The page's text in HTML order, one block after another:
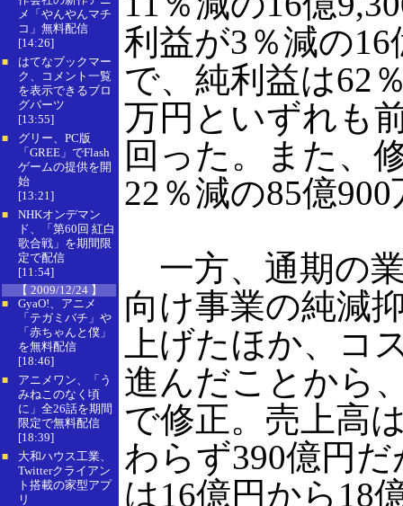
メ「やんやんマチ
コ」無料配信
[14:26]
■
はてなブックマー
ク、コメント一覧
を表示できるブロ
グパーツ
[13:55]
■
グリー、PC版
「GREE」でFlash
ゲームの提供を開
始
[13:21]
■
NHKオンデマン
ド、「第60回 紅白
歌合戦」を期間限
定で配信
[11:54]
【 2009/12/24 】
■
GyaO!、アニメ
「テガミバチ」や
「赤ちゃんと僕」
を無料配信
[18:46]
■
アニメワン、「う
みねこのなく頃
に」全26話を期間
限定で無料配信
[18:39]
■
大和ハウス工業、
Twitterクライアン
ト搭載の家型アプ
リ
利益が3％減の16
で、純利益は62
万円といずれも
回った。また、
22％減の85億
一方、通期の
向け事業の純減
上げたほか、コ
進んだことから
で修正。売上高
わらず390億円
は16億円から18